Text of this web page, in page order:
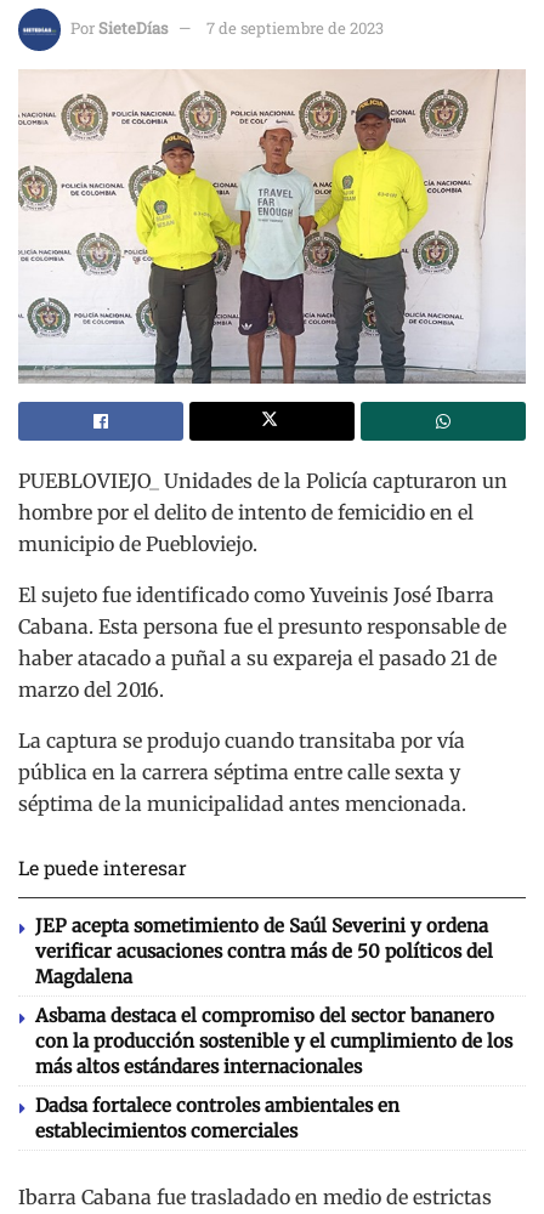
PorSieteDías 7 de septiembre de 2023
PUEBLOVIEJO_ Unidades de la Policía capturaron un
hombre por el delito de intento de femicidio en el
municipio de Puebloviejo.
El sujeto fue identificado como Yuveinis José Ibarra
Cabana. Esta persona fue el presunto responsable de
haber atacado a puñal a su expareja el pasado 21 de
marzo del 2016.
La captura se produjo cuando transitaba por vía
pública en la carrera séptima entre calle sexta y
séptima de la municipalidad antes mencionada.
Le puede interesar
JEP acepta sometimiento de Saúl Severini y ordena
verificar acusaciones contra más de 50 políticos del
Magdalena
Asbama destaca el compromiso del sector bananero
con la producción sostenible y el cumplimiento de los
más altos estándares internacionales
Dadsa fortalece controles ambientales en
establecimientos comerciales
Ibarra Cabana fue trasladado en medio de estrictas